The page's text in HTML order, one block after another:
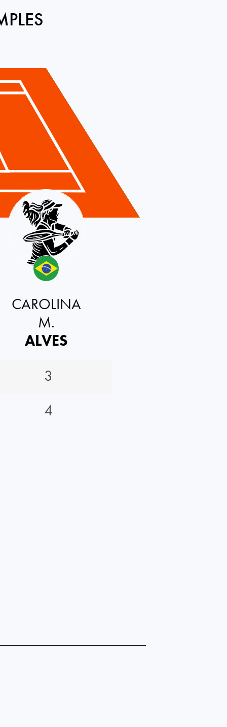
CAROLINA
M.
ALVES
3
4